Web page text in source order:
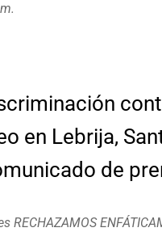
en Lebrija,
de
RECHAZAMOS